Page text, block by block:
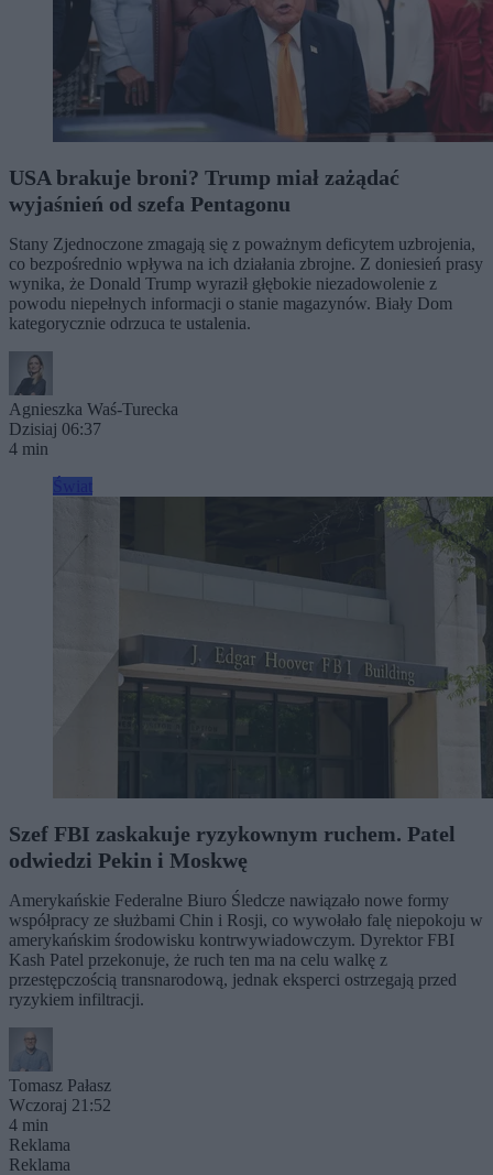
USA brakuje broni? Trump miał zażądać
wyjaśnień od szefa Pentagonu
Stany Zjednoczone zmagają się z poważnym deficytem uzbrojenia,
co bezpośrednio wpływa na ich działania zbrojne. Z doniesień prasy
wynika, że Donald Trump wyraził głębokie niezadowolenie z
powodu niepełnych informacji o stanie magazynów. Biały Dom
kategorycznie odrzuca te ustalenia.
Agnieszka Waś-Turecka
Dzisiaj 06:37
4 min
Szef FBI zaskakuje ryzykownym ruchem. Patel
odwiedzi Pekin i Moskwę
Amerykańskie Federalne Biuro Śledcze nawiązało nowe formy
współpracy ze służbami Chin i Rosji, co wywołało falę niepokoju w
amerykańskim środowisku kontrwywiadowczym. Dyrektor FBI
Kash Patel przekonuje, że ruch ten ma na celu walkę z
przestępczością transnarodową, jednak eksperci ostrzegają przed
ryzykiem infiltracji.
Tomasz Pałasz
Wczoraj 21:52
4 min
Reklama
Reklama